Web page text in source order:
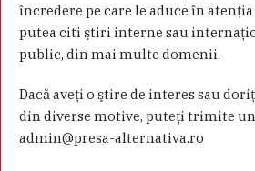
încredere pe care le aduce în
putea citi ştiri interne sau
public, din mai multe domenii.
Dacă aveţi o ştire de interes sau
din diverse motive, puteţi trimite un
admin@presa-alternativa.ro